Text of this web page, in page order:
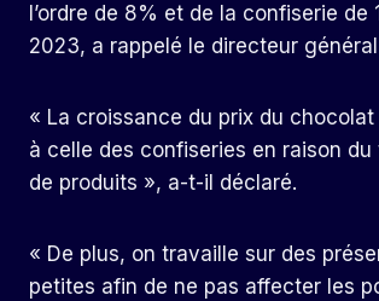
l’ordre de 8% et de la confiserie de
2023, a rappelé le directeur général
« La croissance du prix du
à celle des confiseries en raison
de produits », a-t-il déclaré.
« De plus, on travaille sur des
petites afin de ne pas affecter les